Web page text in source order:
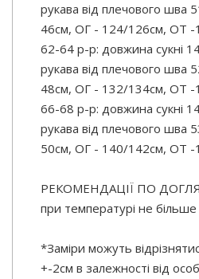
рукава від плечового шва
46см, ОГ - 124/126см, ОТ -
62-64 р-р: довжина сукні
рукава від плечового шва
48см, ОГ - 132/134см, ОТ -
66-68 р-р: довжина сукні
рукава від плечового шва
50см, ОГ - 140/142см, ОТ -
РЕКОМЕНДАЦІЇ ПО
при температурі не більше
*Заміри можуть
+-2см в залежності від